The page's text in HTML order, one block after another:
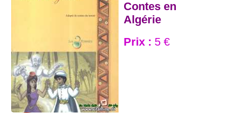
Contes en
Algérie
Prix : 5 €